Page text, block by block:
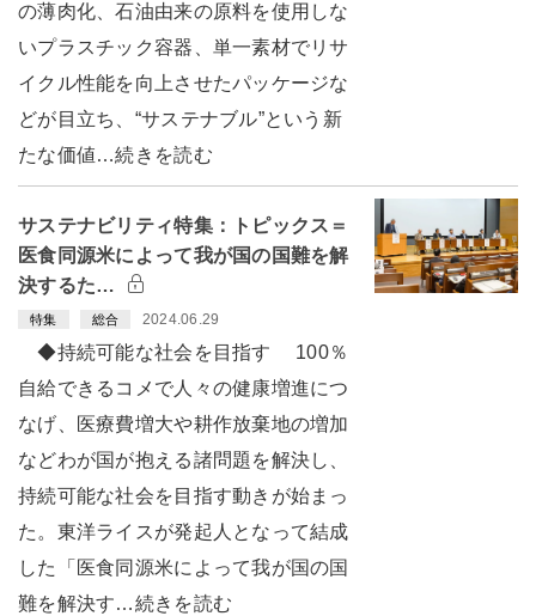
の薄肉化、石油由来の原料を使用しな
いプラスチック容器、単一素材でリサ
イクル性能を向上させたパッケージな
どが目立ち、“サステナブル”という新
たな価値…続きを読む
サステナビリティ特集：トピックス＝
医食同源米によって我が国の国難を解
決するた…
特集 総合 2024.06.29
◆持続可能な社会を目指す 100％
自給できるコメで人々の健康増進につ
なげ、医療費増大や耕作放棄地の増加
などわが国が抱える諸問題を解決し、
持続可能な社会を目指す動きが始まっ
た。東洋ライスが発起人となって結成
した「医食同源米によって我が国の国
難を解決す…続きを読む